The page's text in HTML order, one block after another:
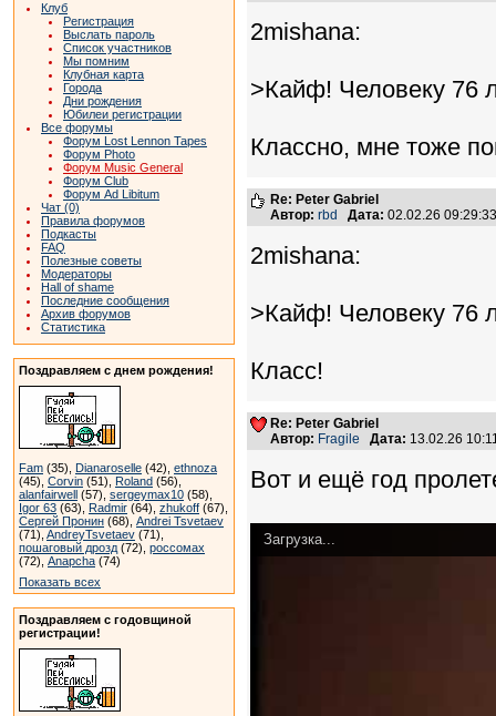
Клуб
Регистрация
Выслать пароль
Список участников
Мы помним
Клубная карта
Города
Дни рождения
Юбилеи регистрации
Все форумы
Форум Lost Lennon Tapes
Форум Photo
Форум Music General
Форум Club
Форум Ad Libitum
Чат (0)
Правила форумов
Подкасты
FAQ
Полезные советы
Модераторы
Hall of shame
Последние сообщения
Архив форумов
Статистика
Поздравляем с днем рождения!
Fam (35), Dianaroselle (42), ethnoza
(45), Corvin (51), Roland (56),
alanfairwell (57), sergeymax10 (58),
Igor 63 (63), Radmir (64), zhukoff (67),
Сергей Пронин (68), Andrei Tsvetaev
(71), AndreyTsvetaev (71),
пошаговый дрозд (72), россомах
(72), Anapcha (74)
Показать всех
Поздравляем с годовщиной
регистрации!
2mishana:
>Кайф! Человеку 76
Классно, мне тоже
Re: Peter Gabriel
Автор: rbd Дата: 02.02.26
2mishana:
>Кайф! Человеку 76
Класс!
Re: Peter Gabriel
Автор: Fragile Дата: 13.02.26
Вот и ещё год
Загрузка...